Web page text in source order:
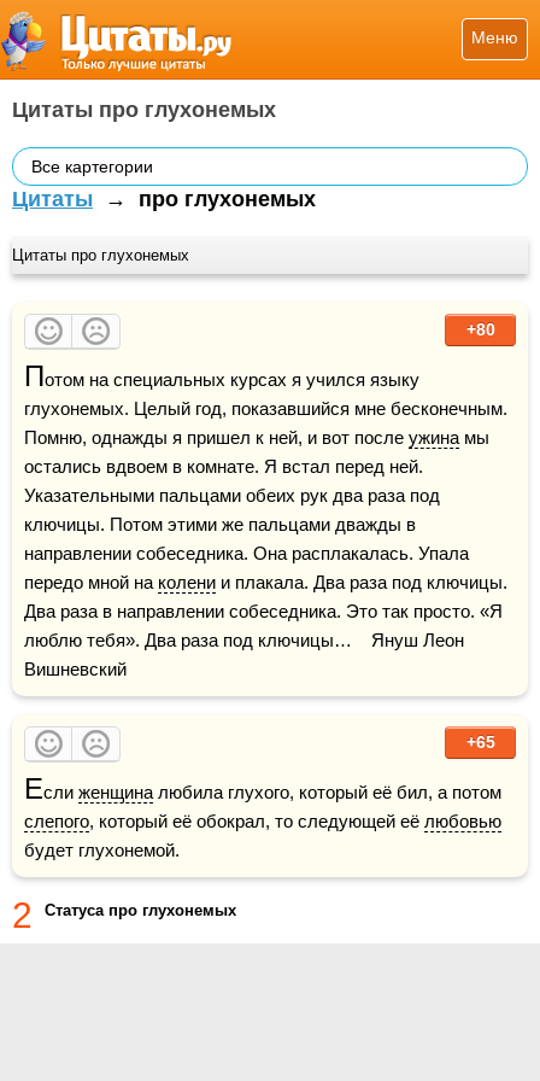
Меню
Цитаты про глухонемых
Все картегории
Цитаты → про глухонемых
Цитаты про глухонемых
+80
Потом на специальных курсах я учился языку
глухонемых. Целый год, показавшийся мне бесконечным.
Помню, однажды я пришел к ней, и вот после ужина мы
остались вдвоем в комнате. Я встал перед ней.
Указательными пальцами обеих рук два раза под
ключицы. Потом этими же пальцами дважды в
направлении собеседника. Она расплакалась. Упала
передо мной на колени и плакала. Два раза под ключицы.
Два раза в направлении собеседника. Это так просто. «Я
люблю тебя». Два раза под ключицы…    Януш Леон
Вишневский
+65
Если женщина
слепого, который её обокрал, то следующей её любовью
будет глухонемой.
2 Статуса про глухонемых